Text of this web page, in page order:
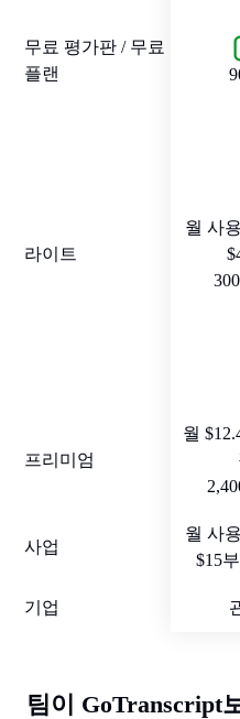
무료 평가판 / 무료
플랜
라이트
월 사
프리미엄
월
사업
월 사
$15
기업
팀이 GoTranscript